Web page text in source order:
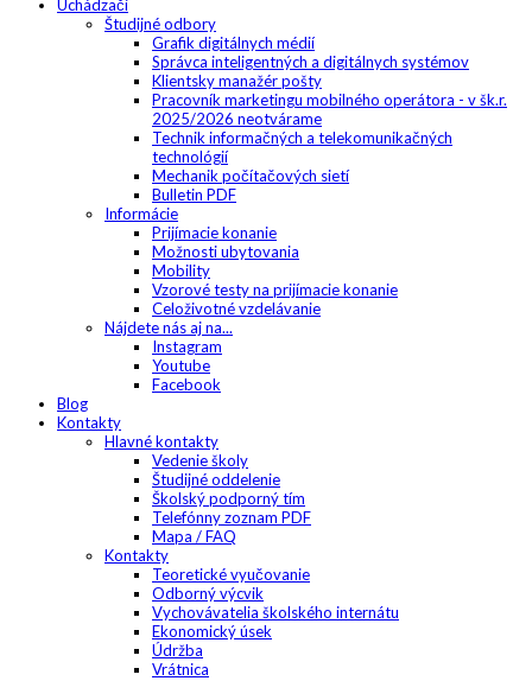
Uchádzači
Študijné odbory
Grafik digitálnych médií
Správca inteligentných a digitálnych systémov
Klientsky manažér pošty
Pracovník marketingu mobilného operátora - v šk.r.
2025/2026 neotvárame
Technik informačných a telekomunikačných
technológií
Mechanik počítačových sietí
Bulletin PDF
Informácie
Prijímacie konanie
Možnosti ubytovania
Mobility
Vzorové testy na prijímacie konanie
Celoživotné vzdelávanie
Nájdete nás aj na...
Instagram
Youtube
Facebook
Blog
Kontakty
Hlavné kontakty
Vedenie školy
Študijné oddelenie
Školský podporný tím
Telefónny zoznam PDF
Mapa / FAQ
Kontakty
Teoretické vyučovanie
Odborný výcvik
Vychovávatelia školského internátu
Ekonomický úsek
Údržba
Vrátnica